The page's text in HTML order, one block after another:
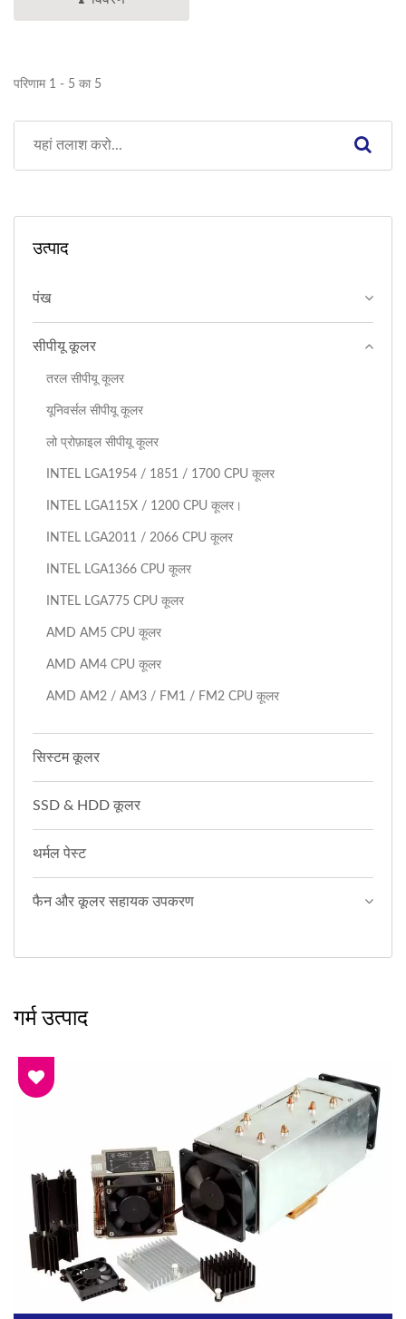
परिणाम 1 - 5 का 5
उत्पाद
पंख
सीपीयू कूलर
तरल सीपीयू कूलर
यूनिवर्सल सीपीयू कूलर
लो प्रोफ़ाइल सीपीयू कूलर
INTEL LGA1954 / 1851 / 1700 CPU कूलर
INTEL LGA115X / 1200 CPU कूलर।
INTEL LGA2011 / 2066 CPU कूलर
INTEL LGA1366 CPU कूलर
INTEL LGA775 CPU कूलर
AMD AM5 CPU कूलर
AMD AM4 CPU कूलर
AMD AM2 / AM3 / FM1 / FM2 CPU कूलर
सिस्टम कूलर
SSD & HDD कूलर
थर्मल पेस्ट
फैन और कूलर सहायक उपकरण
गर्म उत्पाद